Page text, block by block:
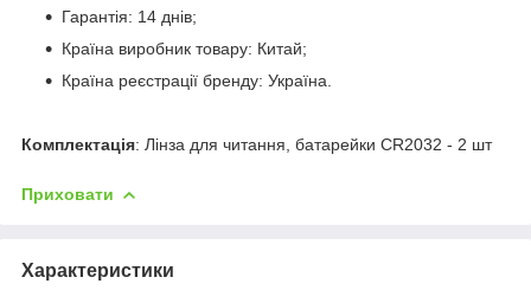
Гарантія: 14 днів;
Країна виробник товару: Китай;
Країна реєстрації бренду: Україна.
Комплектація: Лінза для читання, батарейки CR2032 - 2 шт
Приховати
Характеристики